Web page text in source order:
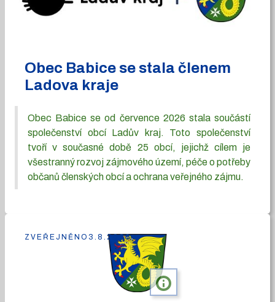
Obec Babice se stala členem
Ladova kraje
Obec Babice se od července 2026 stala součástí
společenství obcí Ladův kraj. Toto společenství
tvoří v současné době 25 obcí, jejichž cílem je
všestranný rozvoj zájmového území, péče o potřeby
občanů členských obcí a ochrana veřejného zájmu.
info
ZVEŘEJNĚNO 3.8.2026